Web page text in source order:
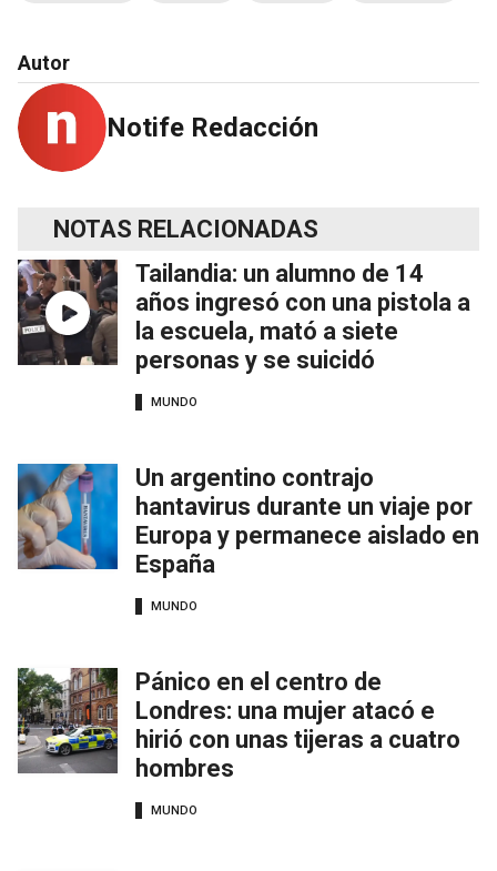
Autor
Notife Redacción
NOTAS RELACIONADAS
Tailandia: un alumno de 14
años ingresó con una pistola a
la escuela, mató a siete
personas y se suicidó
MUNDO
Un argentino contrajo
hantavirus durante un viaje por
Europa y permanece aislado en
España
MUNDO
Pánico en el centro de
Londres: una mujer atacó e
hirió con unas tijeras a cuatro
hombres
MUNDO